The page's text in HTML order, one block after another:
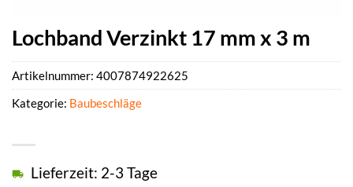
Lochband Verzinkt 17 mm x 3 m
Lieferzeit: 2-3 Tage
Artikelnummer: 4007874922625
Kategorie: Baubeschläge